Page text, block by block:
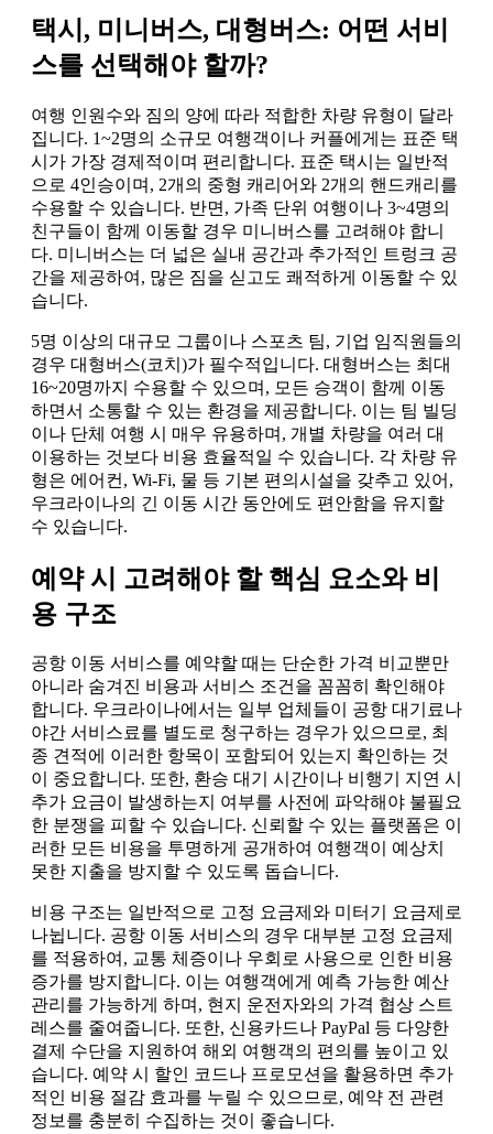
택시, 미니버스, 대형버스: 어떤 서비
스를 선택해야 할까?
여행 인원수와 짐의 양에 따라 적합한 차량 유형이 달라
집니다. 1~2명의 소규모 여행객이나 커플에게는 표준 택
시가 가장 경제적이며 편리합니다. 표준 택시는 일반적
으로 4인승이며, 2개의 중형 캐리어와 2개의 핸드캐리를
수용할 수 있습니다. 반면, 가족 단위 여행이나 3~4명의
친구들이 함께 이동할 경우 미니버스를 고려해야 합니
다. 미니버스는 더 넓은 실내 공간과 추가적인 트렁크 공
간을 제공하여, 많은 짐을 싣고도 쾌적하게 이동할 수 있
습니다.
5명 이상의 대규모 그룹이나 스포츠 팀, 기업 임직원들의
경우 대형버스(코치)가 필수적입니다. 대형버스는 최대
16~20명까지 수용할 수 있으며, 모든 승객이 함께 이동
하면서 소통할 수 있는 환경을 제공합니다. 이는 팀 빌딩
이나 단체 여행 시 매우 유용하며, 개별 차량을 여러 대
이용하는 것보다 비용 효율적일 수 있습니다. 각 차량 유
형은 에어컨, Wi-Fi, 물 등 기본 편의시설을 갖추고 있어,
우크라이나의 긴 이동 시간 동안에도 편안함을 유지할
수 있습니다.
예약 시 고려해야 할 핵심 요소와 비
용 구조
공항 이동 서비스를 예약할 때는 단순한 가격 비교뿐만
아니라 숨겨진 비용과 서비스 조건을 꼼꼼히 확인해야
합니다. 우크라이나에서는 일부 업체들이 공항 대기료나
야간 서비스료를 별도로 청구하는 경우가 있으므로, 최
종 견적에 이러한 항목이 포함되어 있는지 확인하는 것
이 중요합니다. 또한, 환승 대기 시간이나 비행기 지연 시
추가 요금이 발생하는지 여부를 사전에 파악해야 불필요
한 분쟁을 피할 수 있습니다. 신뢰할 수 있는 플랫폼은 이
러한 모든 비용을 투명하게 공개하여 여행객이 예상치
못한 지출을 방지할 수 있도록 돕습니다.
비용 구조는 일반적으로 고정 요금제와 미터기 요금제로
나뉩니다. 공항 이동 서비스의 경우 대부분 고정 요금제
를 적용하여, 교통 체증이나 우회로 사용으로 인한 비용
증가를 방지합니다. 이는 여행객에게 예측 가능한 예산
관리를 가능하게 하며, 현지 운전자와의 가격 협상 스트
레스를 줄여줍니다. 또한, 신용카드나 PayPal 등 다양한
결제 수단을 지원하여 해외 여행객의 편의를 높이고 있
습니다. 예약 시 할인 코드나 프로모션을 활용하면 추가
적인 비용 절감 효과를 누릴 수 있으므로, 예약 전 관련
정보를 충분히 수집하는 것이 좋습니다.